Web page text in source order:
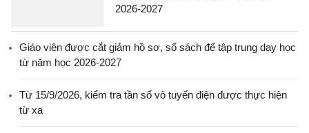
2026-2027
Giáo viên được cắt giảm hồ sơ, sổ sách để tập trung dạy học
từ năm học 2026-2027
Từ 15/9/2026, kiểm tra tần số vô tuyến điện được thực hiện
từ xa